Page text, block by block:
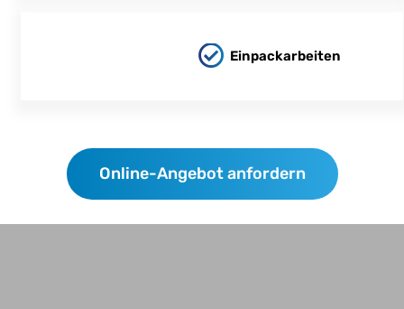
Einpackarbeiten
Online-Angebot anfordern